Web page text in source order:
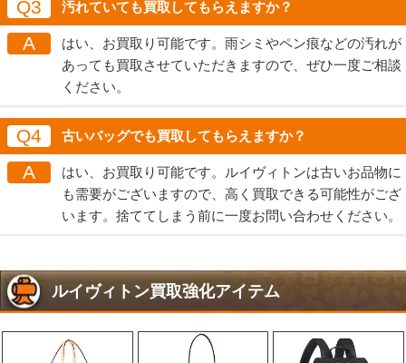
Q3 汚れていても買取してもらえますか？
A
はい、お買取り可能です。雨シミやペン痕などの汚れが
あっても買取させていただきますので、ぜひ一度ご相談
ください。
Q4 古いバッグでも買取してもらえますか？
A
はい、お買取り可能です。ルイヴィトンは古いお品物に
も需要がございますので、高く買取できる可能性がござ
います。捨ててしまう前に一度お問い合わせください。
ルイヴィトン買取強化アイテム